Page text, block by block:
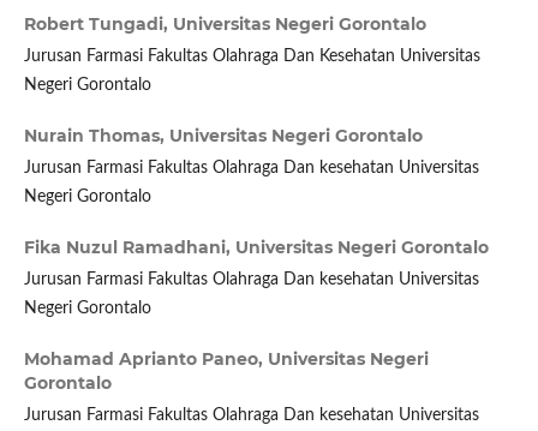
Robert Tungadi, Universitas Negeri Gorontalo
Jurusan Farmasi Fakultas Olahraga Dan Kesehatan Universitas
Negeri Gorontalo
Nurain Thomas, Universitas Negeri Gorontalo
Jurusan Farmasi Fakultas Olahraga Dan kesehatan Universitas
Negeri Gorontalo
Fika Nuzul Ramadhani, Universitas Negeri Gorontalo
Jurusan Farmasi Fakultas Olahraga Dan kesehatan Universitas
Negeri Gorontalo
Mohamad Aprianto Paneo, Universitas Negeri
Gorontalo
Jurusan Farmasi Fakultas Olahraga Dan kesehatan Universitas